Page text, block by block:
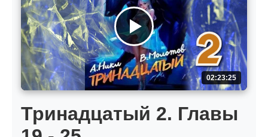
02:23:25
Тринадцатый 2. Главы